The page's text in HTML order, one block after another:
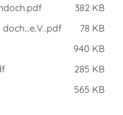
382 KB
78 KB
940 KB
285 KB
565 KB